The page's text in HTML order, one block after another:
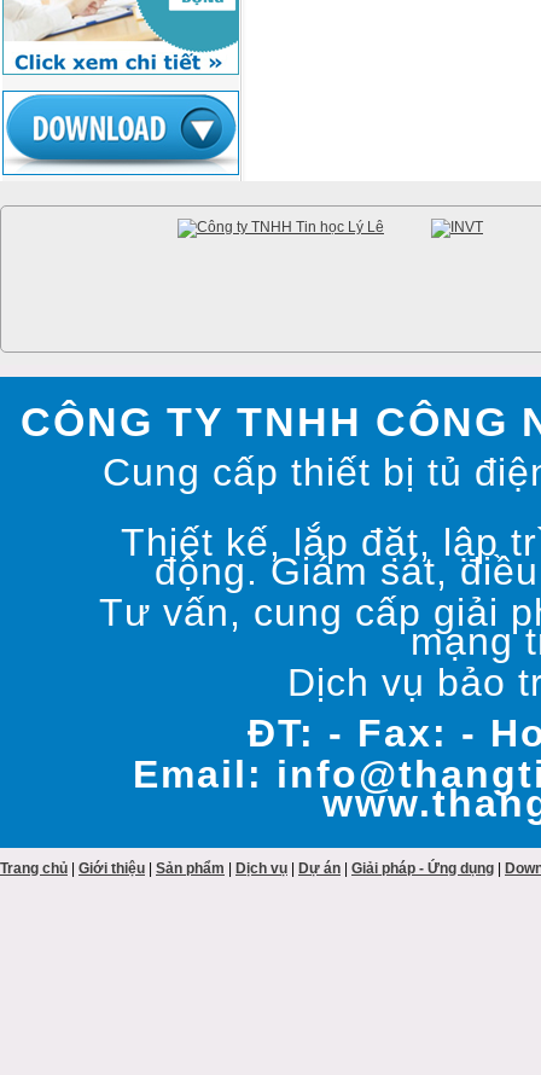
CÔNG TY TNHH CÔNG
Cung cấp thiết bị tủ
Thiết kế, lắp đặt, lập
động. Giám sát,
Tư vấn, cung cấp giải
mạng
Dịch vụ bảo
ĐT: - Fax: -
Email:
Trang chủ Giới thiệu Sản phẩm Dịch vụ Dự án Giải pháp - Ứng dụng